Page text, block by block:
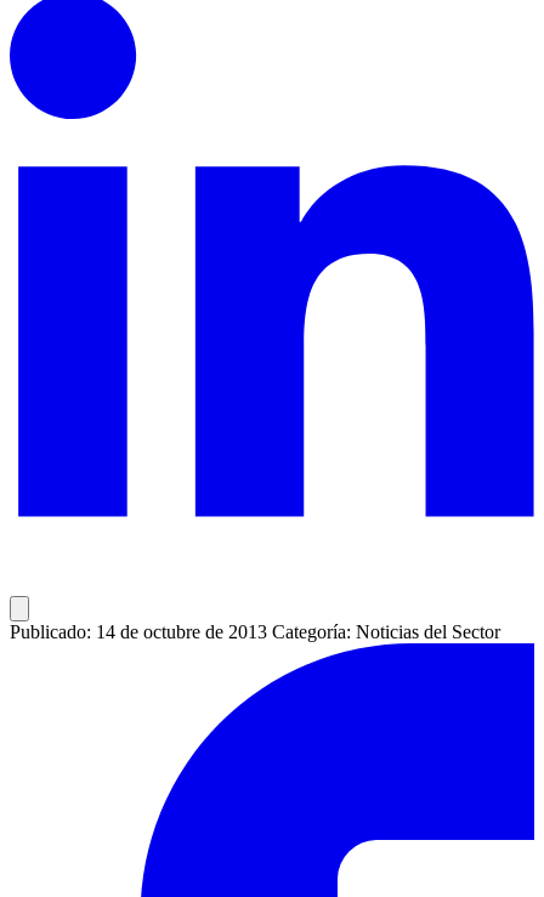
Publicado: 14 de octubre de 2013 Categoría: Noticias del Sector